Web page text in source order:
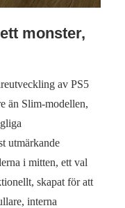
monster,
av PS5
än Slim-modellen,
utmärkande
i mitten, ett val
skapat för att
interna